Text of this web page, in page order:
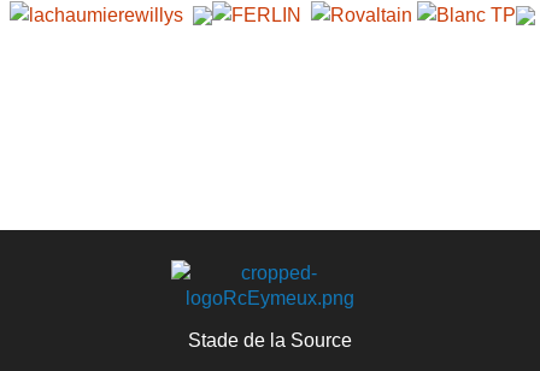
Stade de la Source